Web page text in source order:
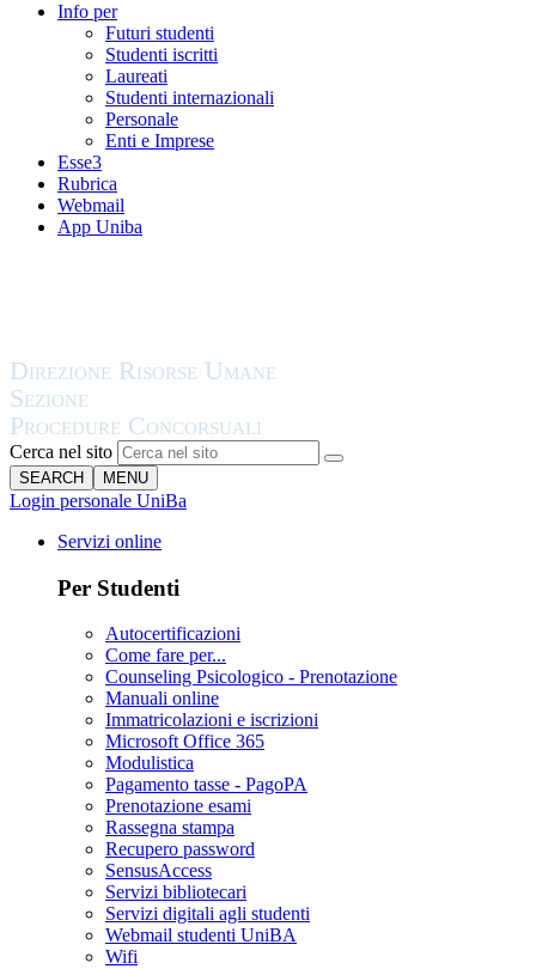
Info per
Futuri studenti
Studenti iscritti
Laureati
Studenti internazionali
Personale
Enti e Imprese
Esse3
Rubrica
Webmail
App Uniba
Cerca nel sito
SEARCH MENU
Login personale UniBa
Servizi online
Per Studenti
Autocertificazioni
Come fare per...
Counseling Psicologico - Prenotazione
Manuali online
Immatricolazioni e iscrizioni
Microsoft Office 365
Modulistica
Pagamento tasse - PagoPA
Prenotazione esami
Rassegna stampa
Recupero password
SensusAccess
Servizi bibliotecari
Servizi digitali agli studenti
Webmail studenti UniBA
Wifi